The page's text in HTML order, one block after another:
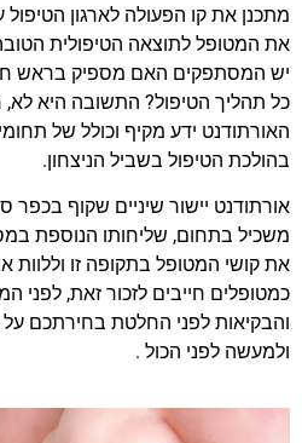
מתכנן את קו הפעולה לארגון
את המטופל לתוצאה הטיפולית
יש המסתפקים האם מספיק בראש
כל תהליך הטיפול? התשובה היא לא,
האורתודנט ידע מקיף וכולל של
בהולכת הטיפול בשביל הניצחון.
אורתודנט יישור שיניים שקוף בכפר
משכיל בתחום, שליחותו הנוספת
את קושי המטופל בתקופה זו וללוות
כמטופלים חייבים לזכור זאת, לפני
והבקיאות לפני החלטת בחירתכם על
ולמעשה לפני הכול .